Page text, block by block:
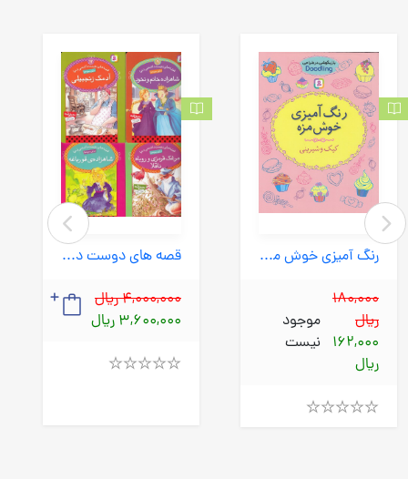
قصه های دوست داشتنی دنیا 20 جلدی (بنفشه) 1/8 قابدار
4,000,000 ریال
3,600,000 ریال
رنگ آمیزی خوش مزه (بنفشه) رحلی شومیز
180,000
ریال
162,000
ریال
موجود
نیست